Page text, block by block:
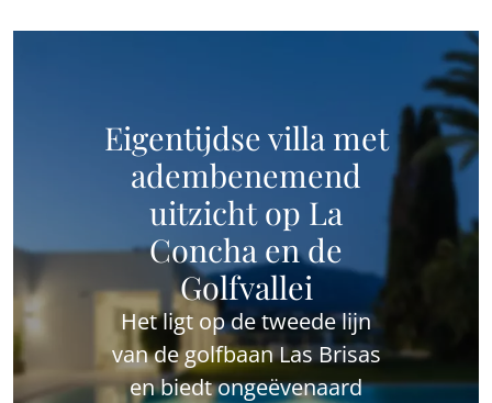
Eigentijdse villa met
adembenemend
uitzicht op La
Concha en de
Golfvallei
Het ligt op de tweede lijn
van de golfbaan Las Brisas
en biedt ongeëvenaard